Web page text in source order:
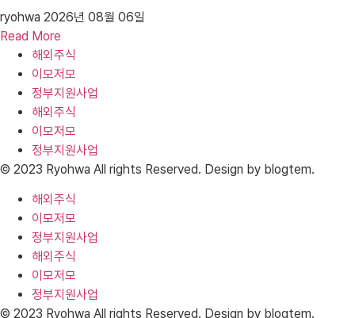
ryohwa 2026년 08월 06일
Read More
해외주식
이모저모
정부지원사업
해외주식
이모저모
정부지원사업
© 2023 Ryohwa All rights Reserved. Design by blogtem.
해외주식
이모저모
정부지원사업
해외주식
이모저모
정부지원사업
© 2023 Ryohwa All rights Reserved. Design by blogtem.